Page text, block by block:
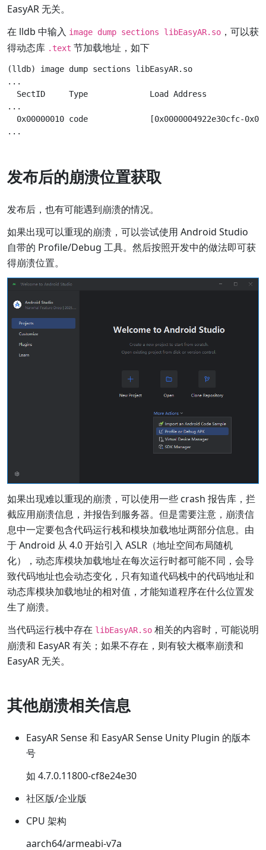
EasyAR 无关。
在 lldb 中输入 image dump sections libEasyAR.so ，可以获
得动态库 .text 节加载地址，如下
(lldb) image dump sections libEasyAR.so
...
SectID     Type             Load Address
...
0x00000010 code             [0x0000004922e30cfc-
发布后的崩溃位置获取
发布后，也有可能遇到崩溃的情况。
如果出现可以重现的崩溃，可以尝试使用 Android Studio
自带的 Profile/Debug 工具。然后按照开发中的做法即可获
得崩溃位置。
如果出现难以重现的崩溃，可以使用一些 crash 报告库，拦
截应用崩溃信息，并报告到服务器。但是需要注意，崩溃信
息中一定要包含代码运行栈和模块加载地址两部分信息。由
于 Android 从 4.0 开始引入 ASLR（地址空间布局随机
化），动态库模块加载地址在每次运行时都可能不同，会导
致代码地址也会动态变化，只有知道代码栈中的代码地址和
动态库模块加载地址的相对值，才能知道程序在什么位置发
生了崩溃。
当代码运行栈中存在 libEasyAR.so 相关的内容时，可能说明
崩溃和 EasyAR 有关；如果不存在，则有较大概率崩溃和
EasyAR 无关。
其他崩溃相关信息
EasyAR Sense 和 EasyAR Sense Unity Plugin 的版本
号
如 4.7.0.11800-cf8e24e30
社区版/企业版
CPU 架构
aarch64/armeabi-v7a